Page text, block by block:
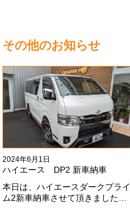
その他のお知らせ
2024年6月1日
ハイエース DP2 新車納車
本日は、ハイエースダークプライ
ム2新車納車させて頂きました！